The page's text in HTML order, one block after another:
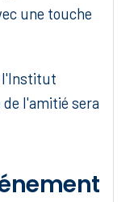
une touche
l'Institut
l'amitié sera